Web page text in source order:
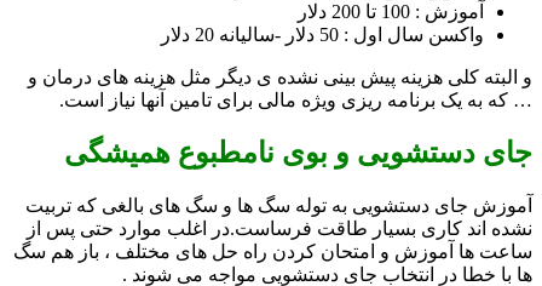
آموزش : 100 تا 200 دلار
واکسن سال اول : 50 دلار -سالیانه 20 دلار
و البته کلی هزینه پیش بینی نشده ی دیگر مثل هزینه های درمان و
… که به یک برنامه ریزی ویژه مالی برای تامین آنها نیاز است.
جای دستشویی و بوی نامطبوع همیشگی
آموزش جای دستشویی به توله سگ ها و سگ های بالغی که تربیت
نشده اند کاری بسیار طاقت فرساست.در اغلب موارد حتی پس از
ساعت ها آموزش و امتحان کردن راه حل های مختلف ، باز هم سگ
ها با خطا در انتخاب جای دستشویی مواجه می شوند .